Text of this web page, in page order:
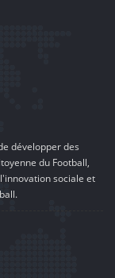
développer des
du Football,
sociale et